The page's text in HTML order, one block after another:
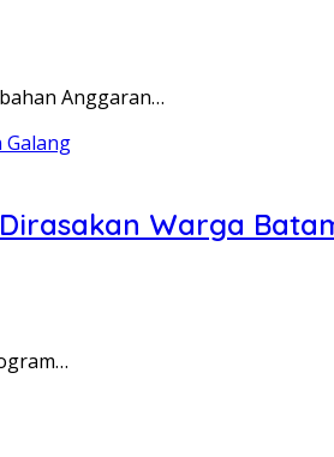
Anggaran…
Warga